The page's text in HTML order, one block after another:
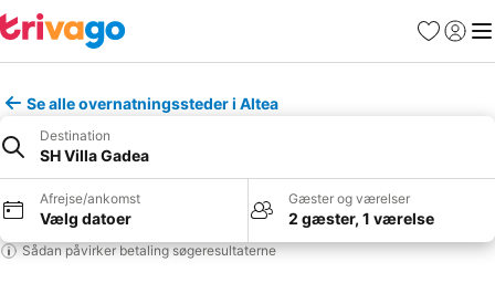
Favoritter
Log ind
Se alle overnatningssteder i Altea
Destination
SH Villa Gadea
Afrejse/ankomst
Vælg datoer
Gæster og værelser
2 gæster, 1 værelse
Sådan påvirker betaling søgeresultaterne